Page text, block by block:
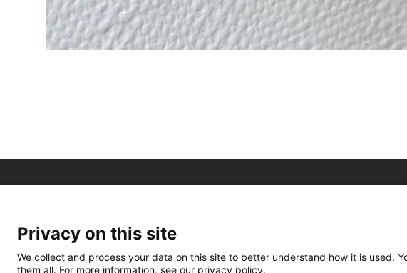
Privacy on this site
We collect and process your data on this site to better understand how it is used.
them all. For more information, see our privacy policy.